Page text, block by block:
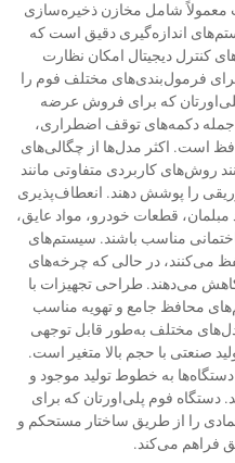
معمولاً شامل مخازن ذخیره‌سازی
اندازه‌گیری دقیق است که
کنترل دیجیتال امکان نظارت
فرمول‌بندی‌های مختلف فوم را
پلی‌اورتان که برای فروش عرضه
جمله دکمه‌های توقف اضطراری،
است. اکثر مدل‌ها از چگالی‌های
روش‌های کاربردی متفاوتی مانند
را پوشش دهند. انعطاف‌پذیری
قطعات خودرو، مواد عایق،
مناسب باشند. سیستم‌های
می‌کنند، در حالی که چرخه‌های
کاهش می‌دهند. طراحی تجهیزات با
محافظ جامع و تهویه مناسب
مختلف به‌طور قابل توجهی
صنعتی با حجم بالا متغیر است.
دستگاه‌ها به خطوط تولید موجود و
فوم پلی‌اورتان که برای
را از طریق ساختار مستحکم و
فراهم می‌کند.